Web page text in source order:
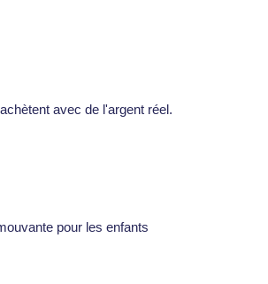
avec de l'argent réel.
pour les enfants